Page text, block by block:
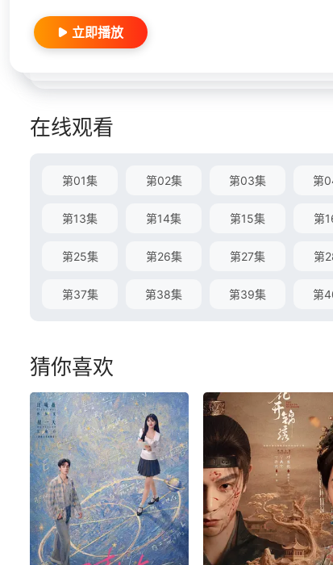
立即播放
在线观看
第01集 第02集 第03集 第
第13集 第14集 第15集 第
第25集 第26集 第27集 第
第37集 第38集 第39集 第
猜你喜欢